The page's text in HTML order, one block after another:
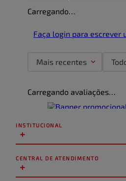
Carregando…
Faça login para escrever
Mais recentes
Carregando avaliações…
INSTITUCIONAL
+
CENTRAL DE ATENDIMENTO
+